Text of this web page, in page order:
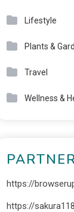
Lifestyle
Plants &
Travel
Wellness &
https://
https://